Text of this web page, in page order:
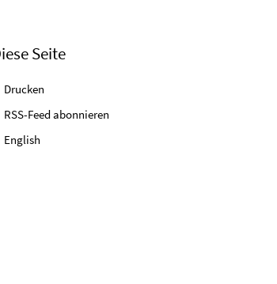
Seite
Drucken
RSS-Feed abonnieren
English